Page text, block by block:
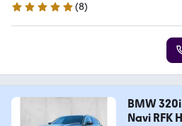
4.8 Sterne
(8)
BMW
Navi RFK